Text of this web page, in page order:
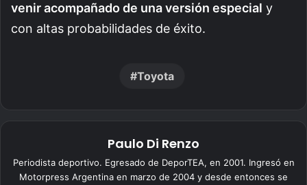
venir acompañado de una versión especial y
con altas probabilidades de éxito.
Toyota
Paulo Di Renzo
Periodista deportivo. Egresado de DeporTEA, en 2001. Ingresó en
Motorpress Argentina en marzo de 2004 y desde entonces se